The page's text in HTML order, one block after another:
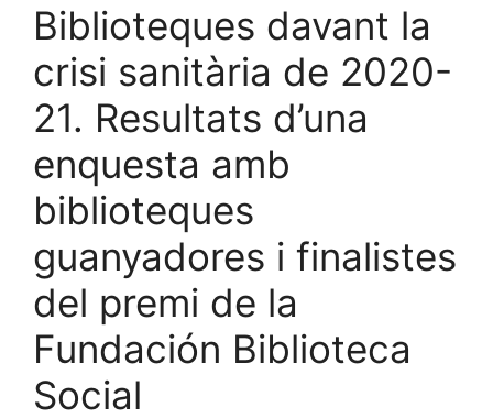
Biblioteques davant la
crisi sanitària de 2020-
21. Resultats d’una
enquesta amb
biblioteques
guanyadores i finalistes
del premi de la
Fundación Biblioteca
Social